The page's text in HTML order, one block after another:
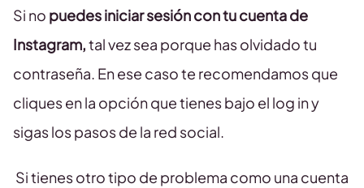
Si no puedes iniciar sesión con tu cuenta de
Instagram,tal vez sea porque has olvidado tu
contraseña. En ese caso te recomendamos que
cliques en la opción que tienes bajo el log in y
sigas los pasos de la red social.
Si tienes otro tipo de problema como una cuenta